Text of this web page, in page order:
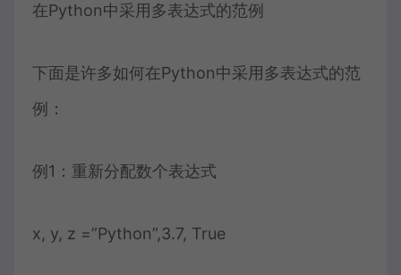
在Python中采用多表达式的范例
下面是许多如何在Python中采用多表达式的范
例：
例1：重新分配数个表达式
x, y, z =”Python”,3.7, True